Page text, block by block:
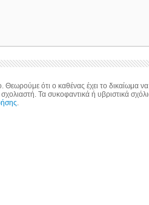
ότι ο καθένας έχει το δικαίωμα να
Τα συκοφαντικά ή υβριστικά